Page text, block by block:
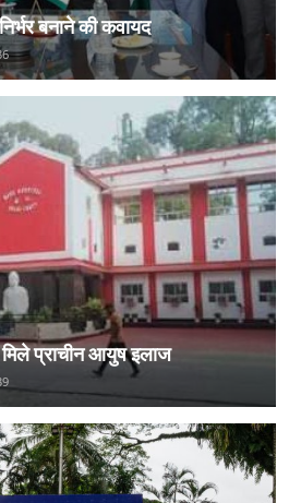
बनाने की कवायद
प्राचीन आयुष इलाज